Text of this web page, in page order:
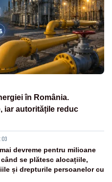
în România.
iar autoritățile reduc
devreme pentru milioane
se plătesc alocațiile,
și drepturile persoanelor cu